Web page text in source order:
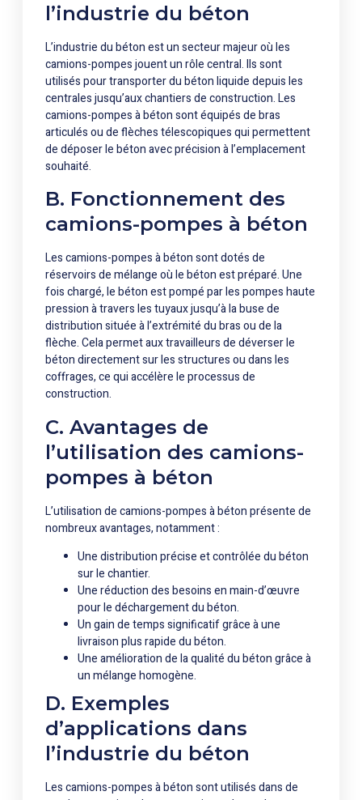
l’industrie du béton
L’industrie du béton est un secteur majeur où les
camions-pompes jouent un rôle central. Ils sont
utilisés pour transporter du béton liquide depuis les
centrales jusqu’aux chantiers de construction. Les
camions-pompes à béton sont équipés de bras
articulés ou de flèches télescopiques qui permettent
de déposer le béton avec précision à l’emplacement
souhaité.
B. Fonctionnement des
camions-pompes à béton
Les camions-pompes à béton sont dotés de
réservoirs de mélange où le béton est préparé. Une
fois chargé, le béton est pompé par les pompes haute
pression à travers les tuyaux jusqu’à la buse de
distribution située à l’extrémité du bras ou de la
flèche. Cela permet aux travailleurs de déverser le
béton directement sur les structures ou dans les
coffrages, ce qui accélère le processus de
construction.
C. Avantages de
l’utilisation des camions-
pompes à béton
L’utilisation de camions-pompes à béton présente de
nombreux avantages, notamment :
Une distribution précise et contrôlée du béton
sur le chantier.
Une réduction des besoins en main-d’œuvre
pour le déchargement du béton.
Un gain de temps significatif grâce à une
livraison plus rapide du béton.
Une amélioration de la qualité du béton grâce à
un mélange homogène.
D. Exemples
d’applications dans
l’industrie du béton
Les camions-pompes à béton sont utilisés dans de